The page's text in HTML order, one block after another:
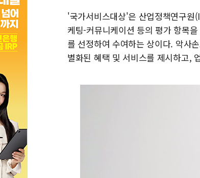
'국가서비스대상'은 산업정책연구원
케팅-커뮤니케이션 등의 평가 항목
를 선정하여 수여하는 상이다. 악사
별화된 혜택 및 서비스를 제시하고,